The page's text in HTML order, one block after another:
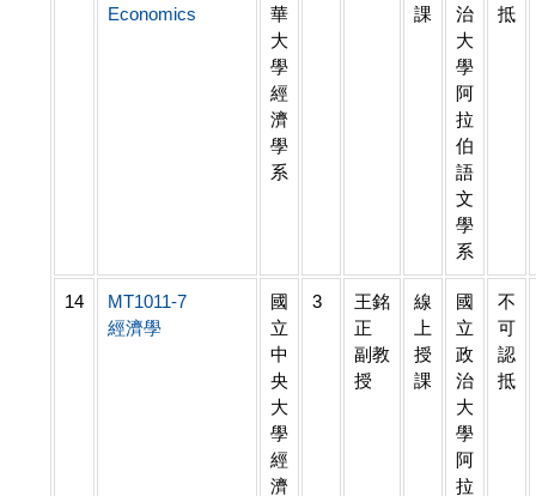
Economics
華
大
學
經
濟
學
系
課
治
大
學
阿
拉
伯
語
文
學
系
抵
14
MT1011-7
經濟學
國
立
中
央
大
學
經
濟
3
王銘
正
副教
授
線
上
授
課
國
立
政
治
大
學
阿
拉
不
可
認
抵